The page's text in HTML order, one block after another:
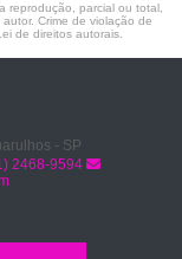
reprodução, parcial ou total,
Crime de violação de
de direitos autorais
- SP
2468-9594